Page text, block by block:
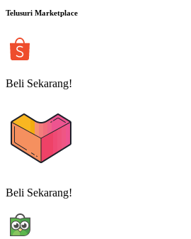
Telusuri Marketplace
Beli Sekarang!
Beli Sekarang!